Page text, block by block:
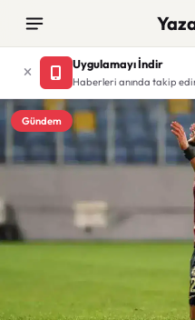
Uygulamayı İndir
Haberleri anında takip
Gündem